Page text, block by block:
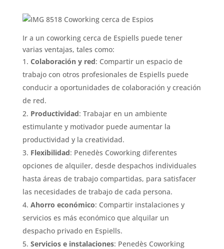
Ir a un coworking cerca de Espiells puede tener
varias ventajas, tales como:
Colaboración y red: Compartir un espacio de
trabajo con otros profesionales de Espiells puede
conducir a oportunidades de colaboración y creación
de red.
Productividad: Trabajar en un ambiente
estimulante y motivador puede aumentar la
productividad y la creatividad.
Flexibilidad: Penedès Coworking diferentes
opciones de alquiler, desde despachos individuales
hasta áreas de trabajo compartidas, para satisfacer
las necesidades de trabajo de cada persona.
Ahorro económico: Compartir instalaciones y
servicios es más económico que alquilar un
despacho privado en Espiells.
Servicios e instalaciones: Penedès Coworking